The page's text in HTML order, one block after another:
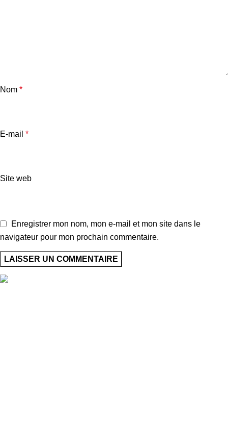
Nom *
E-mail *
Site web
Enregistrer mon nom, mon e-mail et mon site dans le
navigateur pour mon prochain commentaire.